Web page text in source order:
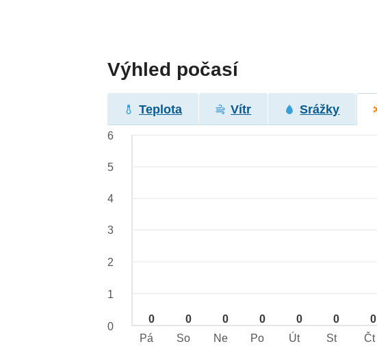
Výhled počasí
Teplota Vítr Srážky
0 0 0 0 0 0 0
6
5
4
3
2
1
0
Pá
So Ne Po Út St Čt